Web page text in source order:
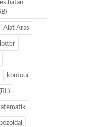
Alat Aras
kontour